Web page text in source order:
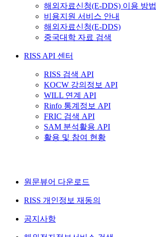
해외자료신청(E-DDS) 이용 방법
비용지원 서비스 안내
해외자료신청(E-DDS)
중국대학 자료 검색
RISS API 센터
RISS 검색 API
KOCW 강의정보 API
WILL 연계 API
Rinfo 통계정보 API
FRIC 검색 API
SAM 분석활용 API
활용 및 참여 현황
원문뷰어 다운로드
RISS 개인정보 재동의
공지사항